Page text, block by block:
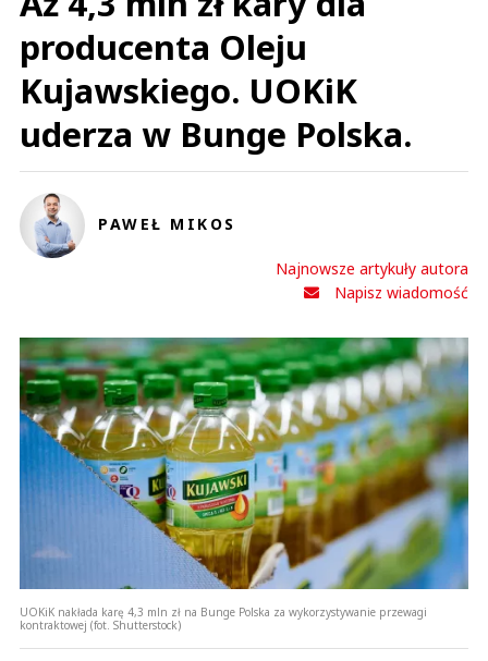
bluzki, a teraz to sztywne szmaty albo sam poliester. Bardzo lubię, jak mała
grupka bardzo bogatych...
Ależ problemy mają 20-latki zarabiające ponad 9 tys zł netto... Fkatycznie,
pani woźna nie zauważy, że wcześniej kupowała sobie i dziecku normalne
bluzki, a teraz to sztywne szmaty albo sam poliester. Bardzo lubię, jak mała
grupka bardzo bogatych ludzi wypowiada się za cały runek.
Sey
Odpowiedz
Nie znaleziono komentarzy
Zostaw swoje komentarze
Anuluj
Prześlij komentarz
producenta Oleju
Kujawskiego. UOKiK
uderza w Bunge Polska.
PAWEŁ MIKOS
Najnowsze artykuły autora
Napisz wiadomość
UOKiK nakłada karę 4,3 mln zł na Bunge Polska za wykorzystywanie przewagi
kontraktowej (fot. Shutterstock)